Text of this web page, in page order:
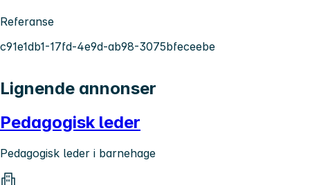
Referanse
c91e1db1-17fd-4e9d-ab98-3075bfeceebe
Lignende annonser
Pedagogisk leder
Pedagogisk leder i barnehage